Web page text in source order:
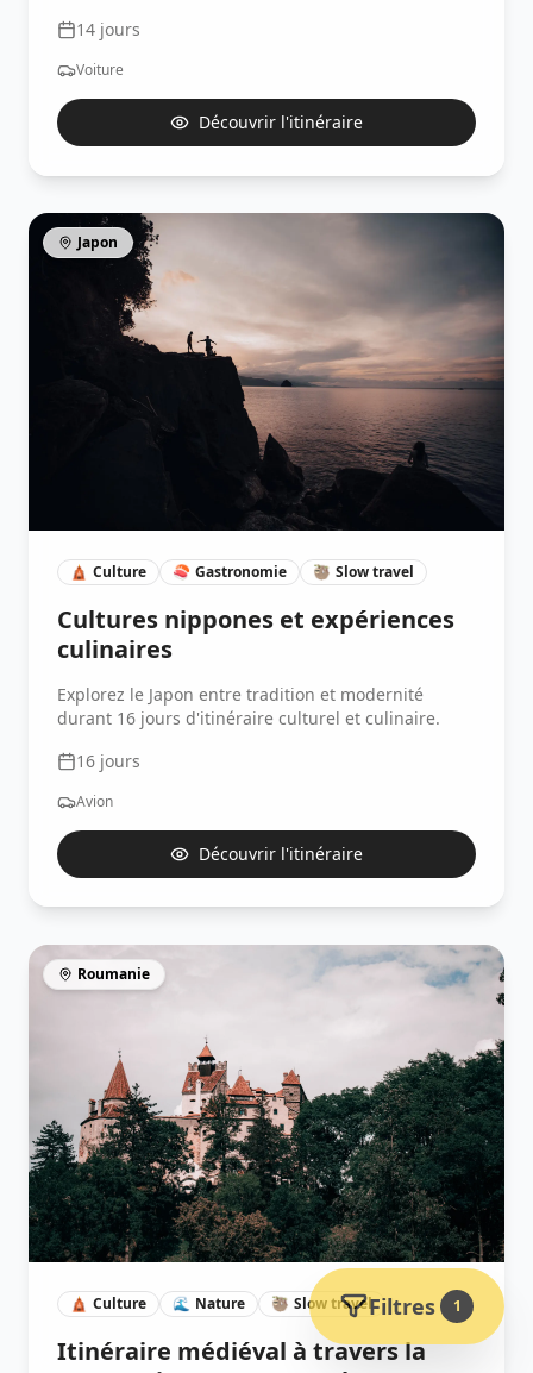
Filtres 1
14 jours
Voiture
Découvrir l'itinéraire
Japon
🛕 Culture 🍣 Gastronomie 🦥 Slow travel
Cultures nippones et expériences
culinaires
Explorez le Japon entre tradition et modernité
durant 16 jours d'itinéraire culturel et culinaire.
16 jours
Avion
Découvrir l'itinéraire
Roumanie
🛕 Culture 🌊 Nature 🦥 Slow travel
Itinéraire médiéval à travers la